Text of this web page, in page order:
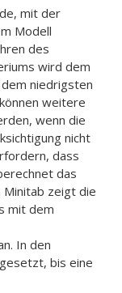
mit der
Modell
des
wird dem
niedrigsten
weitere
wenn die
nicht
dass
das
zeigt die
mit dem
In den
bis eine